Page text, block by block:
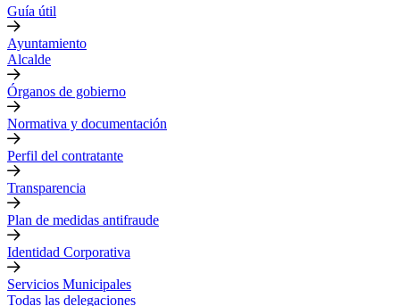
Guía útil
Ayuntamiento
Alcalde
Órganos de gobierno
Normativa y documentación
Perfil del contratante
Transparencia
Plan de medidas antifraude
Identidad Corporativa
Servicios Municipales
Todas las delegaciones